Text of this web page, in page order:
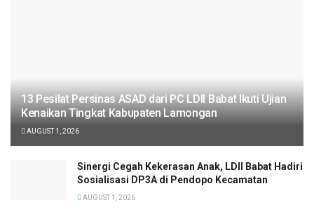
13 Pesilat Persinas ASAD dari PC LDII Babat Ikuti Ujian
Kenaikan Tingkat Kabupaten Lamongan
AUGUST 1, 2026
Sinergi Cegah Kekerasan Anak, LDII Babat Hadiri
Sosialisasi DP3A di Pendopo Kecamatan
AUGUST 1, 2026